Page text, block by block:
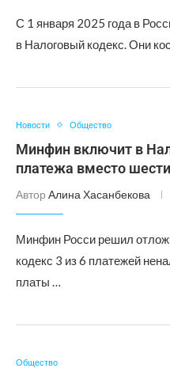
С 1 января 2025 года в
в Налоговый кодекс. Они
Новости Общество
Минфин включит в
платежа вместо шести
Автор Алина Хасанбекова
Минфин Росси решил
кодекс 3 из 6 платежей
платы …
Общество